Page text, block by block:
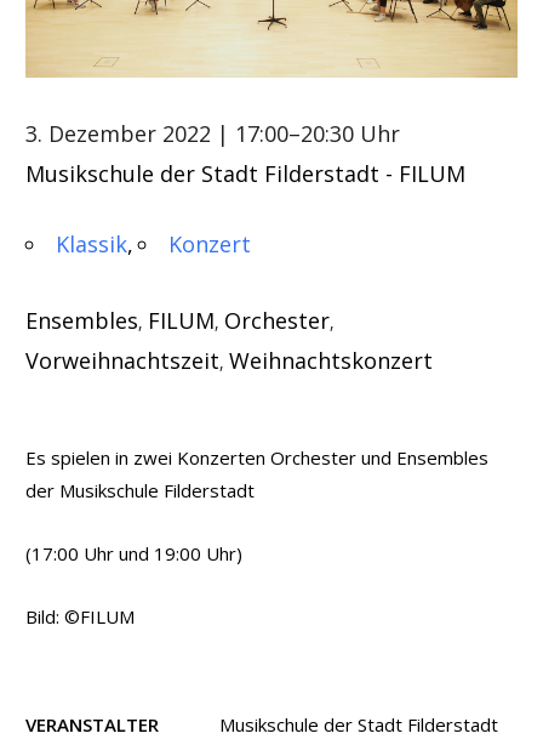
3. Dezember 2022 | 17:00–20:30 Uhr
Musikschule der Stadt Filderstadt - FILUM
Klassik Konzert
Ensembles, FILUM, Orchester,
Vorweihnachtszeit,Weihnachtskonzert
Es spielen in zwei Konzerten Orchester und Ensembles
der Musikschule Filderstadt
(17:00 Uhr und 19:00 Uhr)
Bild: ©FILUM
VERANSTALTER Musikschule der Stadt Filderstadt